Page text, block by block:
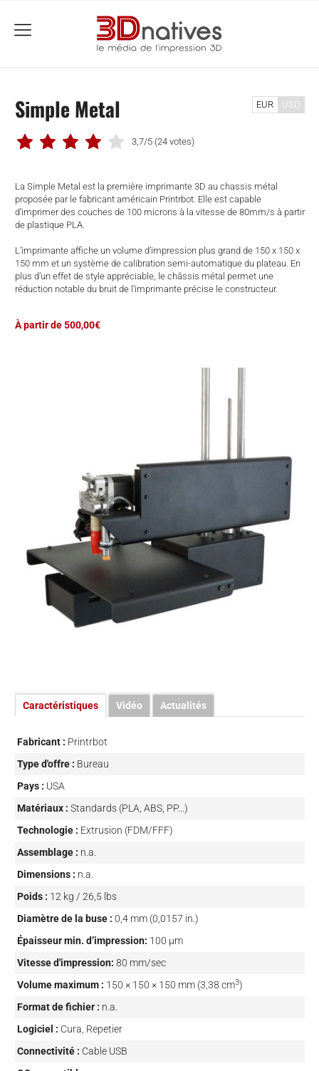
menu
Simple Metal
3,7/5 (24 votes)
La Simple Metal est la première imprimante 3D au chassis métal
proposée par le fabricant américain Printrbot. Elle est capable
d’imprimer des couches de 100 microns à la vitesse de 80mm/s à partir
de plastique PLA.
L’imprimante affiche un volume d’impression plus grand de 150 x 150 x
150 mm et un système de calibration semi-automatique du plateau. En
plus d’un effet de style appréciable, le châssis métal permet une
réduction notable du bruit de l’imprimante précise le constructeur.
EUR USD
À partir de 500,00€
Caractéristiques Vidéo Actualités
Fabricant : Printrbot
Type d'offre : Bureau
Pays : USA
Matériaux : Standards (PLA, ABS, PP...)
Technologie : Extrusion (FDM/FFF)
Assemblage : n.a.
Dimensions : n.a.
Poids : 12 kg / 26,5 lbs
Diamètre de la buse : 0,4 mm (0,0157 in.)
Épaisseur min. d’impression: 100 µm
Vitesse d'impression: 80 mm/sec
Volume maximum : 150 × 150 × 150 mm (3,38 cm3)
Format de fichier : n.a.
Logiciel : Cura, Repetier
Connectivité : Cable USB